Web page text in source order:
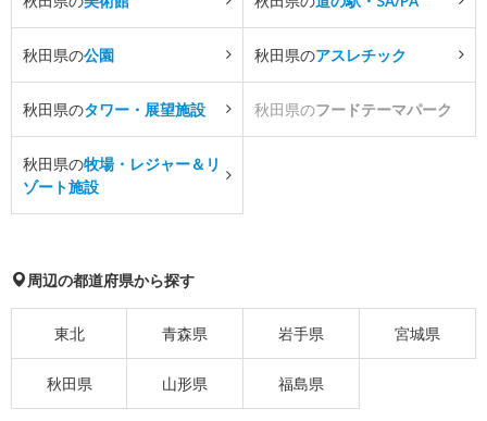
秋田県の公園 秋田県のアスレチック
秋田県のタワー・展望施設 秋田県のフードテーマパーク
秋田県の牧場・レジャー＆リ
ゾート施設
周辺の都道府県から探す
東北 青森県 岩手県 宮城県
秋田県 山形県 福島県